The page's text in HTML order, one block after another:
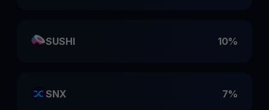
SUSHI 10%
SNX 7%